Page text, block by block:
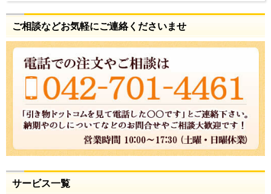
ご相談などお気軽にご連絡くださいませ
サービス一覧